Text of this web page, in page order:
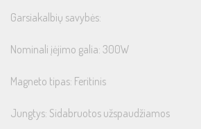
Garsiakalbių savybės:
Nominali įėjimo galia: 300W
Magneto tipas: Feritinis
Jungtys: Sidabruotos užspaudžiamos